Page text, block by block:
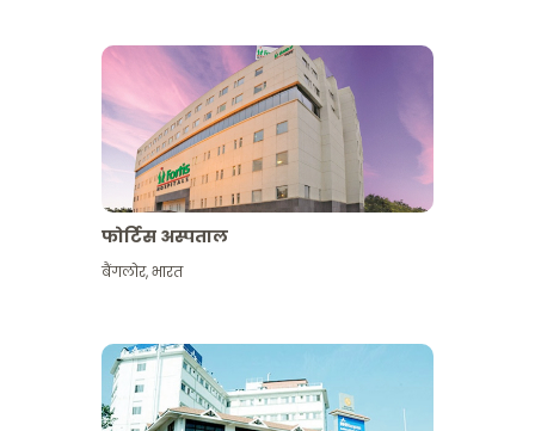
फोर्टिस अस्पताल
बैंगलोर,भारत